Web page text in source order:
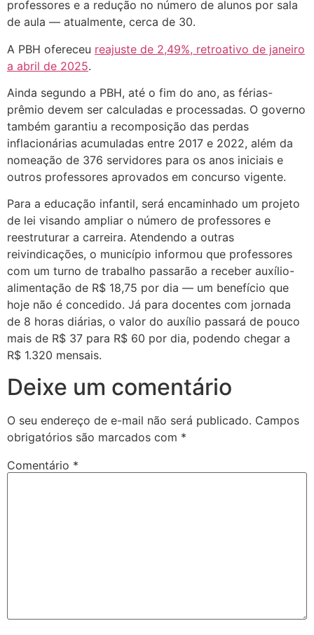
professores e a redução no número de alunos por sala
de aula — atualmente, cerca de 30.
A PBH ofereceu reajuste de 2,49%, retroativo de janeiro
a abril de 2025.
Ainda segundo a PBH, até o fim do ano, as férias-
prêmio devem ser calculadas e processadas. O governo
também garantiu a recomposição das perdas
inflacionárias acumuladas entre 2017 e 2022, além da
nomeação de 376 servidores para os anos iniciais e
outros professores aprovados em concurso vigente.
Para a educação infantil, será encaminhado um projeto
de lei visando ampliar o número de professores e
reestruturar a carreira. Atendendo a outras
reivindicações, o município informou que professores
com um turno de trabalho passarão a receber auxílio-
alimentação de R$ 18,75 por dia — um benefício que
hoje não é concedido. Já para docentes com jornada
de 8 horas diárias, o valor do auxílio passará de pouco
mais de R$ 37 para R$ 60 por dia, podendo chegar a
R$ 1.320 mensais.
Deixe um comentário
O seu endereço de e-mail não será publicado. Campos
obrigatórios são marcados com *
Comentário *